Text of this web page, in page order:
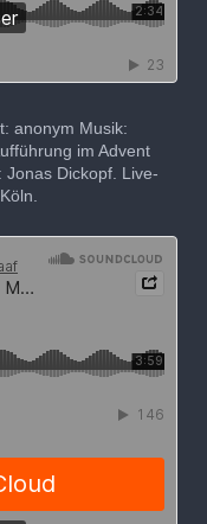
anonym Musik:
im Advent
Dickopf. Live-